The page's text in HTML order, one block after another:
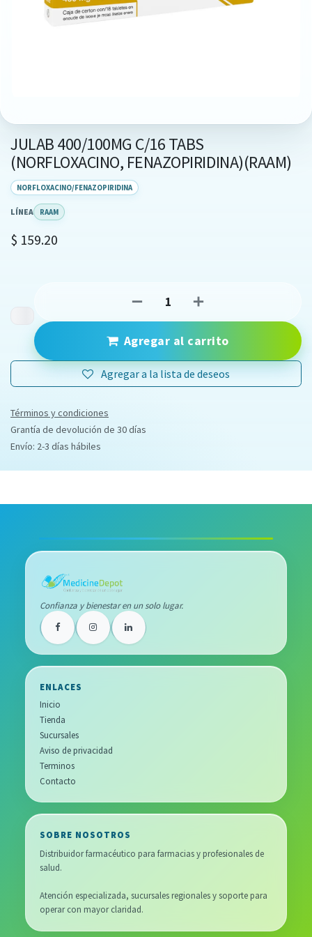
JULAB 400/100MG C/16 TABS
(NORFLOXACINO, FENAZOPIRIDINA)(RAAM)
NORFLOXACINO/FENAZOPIRIDINA
LÍNEA RAAM
$ 159.20
Agregar al carrito
Agregar a la lista de deseos
Términos y condiciones
Grantía de devolución de 30 días
Envío: 2-3 días hábiles
Confianza y bienestar en un solo lugar.
ENLACES
Inicio
Tienda
Sucursales
Aviso de privacidad
Terminos
Contacto
SOBRE NOSOTROS
Distribuidor farmacéutico para farmacias y profesionales de
salud.
Atención especializada, sucursales regionales y soporte para
operar con mayor claridad.